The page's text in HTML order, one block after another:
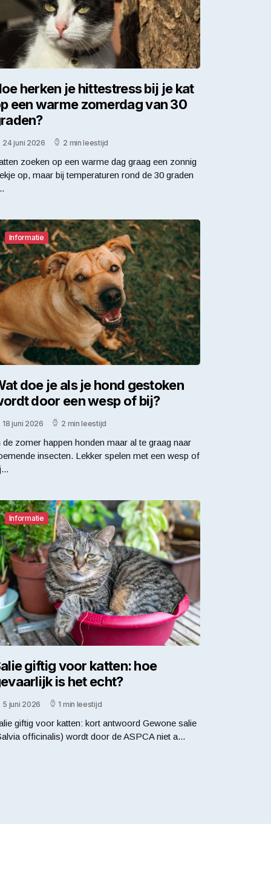
herken je hittestress bij je kat
een warme zomerdag van 30
24 juni 2026 2 min leestijd
zoeken op een warme dag graag een zonnig
op, maar bij temperaturen rond de 30 graden
Informatie
doe je als je hond gestoken
door een wesp of bij?
18 juni 2026 2 min leestijd
de zomer happen honden maar al te graag naar
insecten. Lekker spelen met een wesp of
Informatie
giftig voor katten: hoe
is het echt?
5 juni 2026 1 min leestijd
giftig voor katten: kort antwoord Gewone salie
officinalis) wordt door de ASPCA niet a...